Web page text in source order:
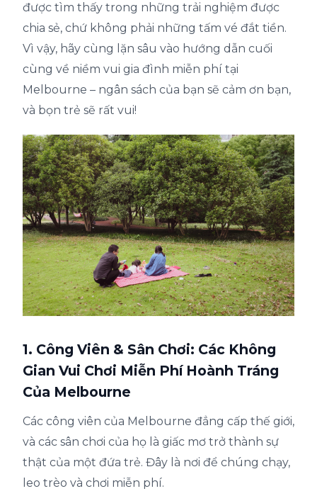
được tìm thấy trong những trải nghiệm được
chia sẻ, chứ không phải những tấm vé đắt tiền.
Vì vậy, hãy cùng lặn sâu vào hướng dẫn cuối
cùng về niềm vui gia đình miễn phí tại
Melbourne – ngân sách của bạn sẽ cảm ơn bạn,
và bọn trẻ sẽ rất vui!
1. Công Viên & Sân Chơi: Các Không
Gian Vui Chơi Miễn Phí Hoành Tráng
Của Melbourne
Các công viên của Melbourne đẳng cấp thế giới,
và các sân chơi của họ là giấc mơ trở thành sự
thật của một đứa trẻ. Đây là nơi để chúng chạy,
leo trèo và chơi miễn phí.